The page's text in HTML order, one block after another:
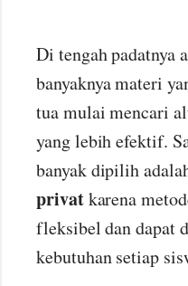
Di tengah padatnya
banyaknya materi
tua mulai mencari
yang lebih efektif.
banyak dipilih
privatkarena
fleksibel dan dapat
kebutuhan setiap